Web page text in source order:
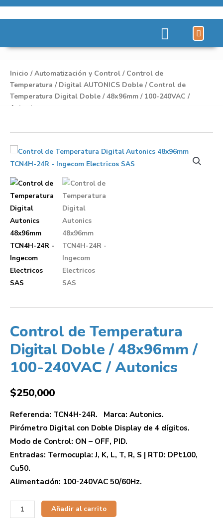
Inicio /Automatización y Control / Control de
Temperatura / Digital AUTONICS Doble / Control de
Temperatura Digital Doble / 48x96mm / 100-240VAC /
Autonics
Control de Temperatura
Digital Doble / 48x96mm /
100-240VAC / Autonics
$250,000
Referencia: TCN4H-24R. Marca: Autonics.
Pirómetro Digital con Doble Display de 4 dígitos.
Modo de Control: ON – OFF, PID.
Entradas: Termocupla: J, K, L, T, R, S | RTD: DPt100,
Cu50.
Alimentación: 100-240VAC 50/60Hz.
Añadir al carrito